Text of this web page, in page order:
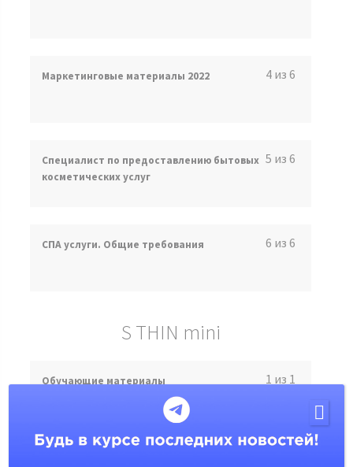
4 из 6
Маркетинговые материалы 2022
5 из 6
Специалист по предоставлению бытовых
косметических услуг
6 из 6
СПА услуги. Общие требования
S THIN mini
1 из 1
Обучающие материалы